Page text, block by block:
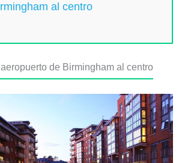
al centro
de Birmingham al centro